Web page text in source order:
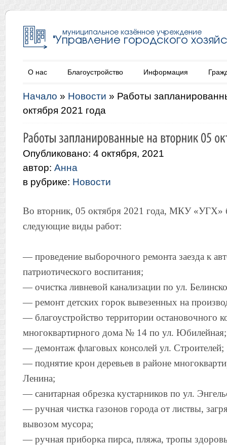
О нас Благоустройство Информация
Начало » Новости » Работы
октября 2021 года
Опубликовано: 4 октября, 2021
автор: Анна
в рубрике: Новости
Во вторник, 05 октября 2021 года, МКУ «УГХ»
следующие виды работ:
— проведение выборочного ремонта заезда к
патриотического воспитания;
— очистка ливневой канализации по ул.
— ремонт детских горок вывезенных на
— благоустройство территории остановочного
многоквартирного дома № 14 по ул. Юбилейная;
— демонтаж флаговых консолей ул. Строителей;
— поднятие крон деревьев в районе
Ленина;
— санитарная обрезка кустарников по ул.
— ручная чистка газонов города от листвы,
вывозом мусора;
— ручная приборка пирса, пляжа, тропы